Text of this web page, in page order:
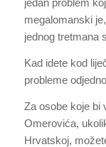
jedan problem
megalomanski
jednog tretmana
Kad idete kod
probleme
Za osobe koje bi
Omerovića,
Hrvatskoj,